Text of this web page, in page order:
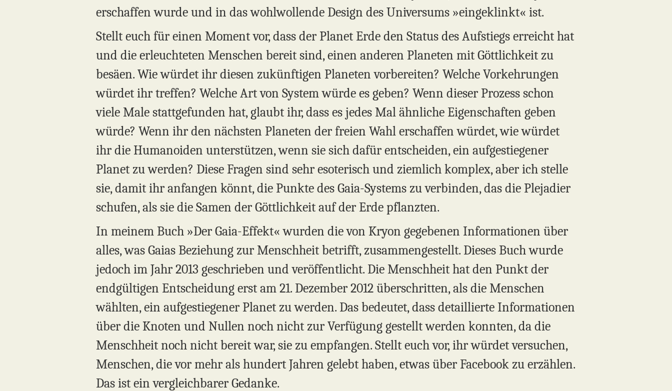
erschaffen wurde und in das wohlwollende Design des Universums »eingeklinkt« ist.
Stellt euch für einen Moment vor, dass der Planet Erde den Status des Aufstiegs erreicht hat
und die erleuchteten Menschen bereit sind, einen anderen Planeten mit Göttlichkeit zu
besäen. Wie würdet ihr diesen zukünftigen Planeten vorbereiten? Welche Vorkehrungen
würdet ihr treffen? Welche Art von System würde es geben? Wenn dieser Prozess schon
viele Male stattgefunden hat, glaubt ihr, dass es jedes Mal ähnliche Eigenschaften geben
würde? Wenn ihr den nächsten Planeten der freien Wahl erschaffen würdet, wie würdet
ihr die Humanoiden unterstützen, wenn sie sich dafür entscheiden, ein aufgestiegener
Planet zu werden? Diese Fragen sind sehr esoterisch und ziemlich komplex, aber ich stelle
sie, damit ihr anfangen könnt, die Punkte des Gaia-Systems zu verbinden, das die Plejadier
schufen, als sie die Samen der Göttlichkeit auf der Erde pflanzten.
In meinem Buch »Der Gaia-Effekt« wurden die von Kryon gegebenen Informationen über
alles, was Gaias Beziehung zur Menschheit betrifft, zusammengestellt. Dieses Buch wurde
jedoch im Jahr 2013 geschrieben und veröffentlicht. Die Menschheit hat den Punkt der
endgültigen Entscheidung erst am 21. Dezember 2012 überschritten, als die Menschen
wählten, ein aufgestiegener Planet zu werden. Das bedeutet, dass detaillierte Informationen
über die Knoten und Nullen noch nicht zur Verfügung gestellt werden konnten, da die
Menschheit noch nicht bereit war, sie zu empfangen. Stellt euch vor, ihr würdet versuchen,
Menschen, die vor mehr als hundert Jahren gelebt haben, etwas über Facebook zu erzählen.
Das ist ein vergleichbarer Gedanke.